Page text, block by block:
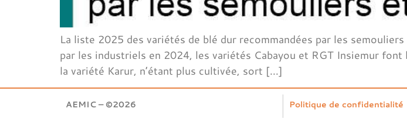
La liste 2025 des variétés de blé dur recommandées par les
par les industriels en 2024, les variétés Cabayou et RGT Insiemur
la variété Karur, n’étant plus cultivée, sort […]
AEMIC – ©2026 Politique de confidentialité